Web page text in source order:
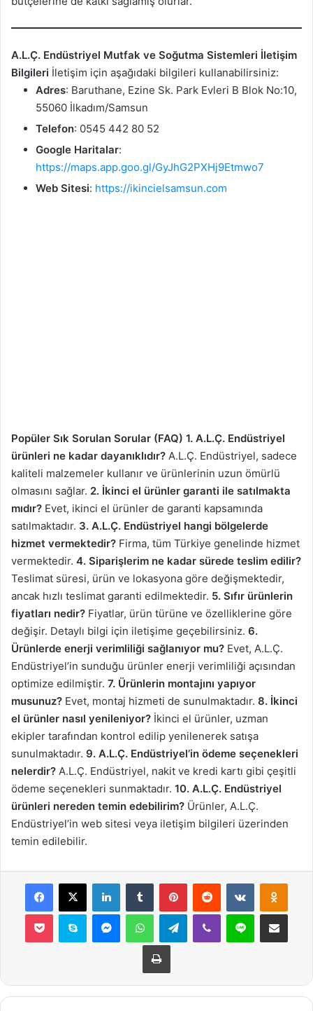
A.L.Ç. Endüstriyel Mutfak ve Soğutma Sistemleri İletişim
Bilgileri İletişim için aşağıdaki bilgileri kullanabilirsiniz:
Adres: Baruthane, Ezine Sk. Park Evleri B Blok No:10,
55060 İlkadım/Samsun
Telefon: 0545 442 80 52
Google Haritalar:
https://maps.app.goo.gl/GyJhG2PXHj9Etmwo7
Web Sitesi: https://ikincielsamsun.com
Popüler Sık Sorulan Sorular (FAQ) 1. A.L.Ç. Endüstriyel
ürünleri ne kadar dayanıklıdır? A.L.Ç. Endüstriyel, sadece
kaliteli malzemeler kullanır ve ürünlerinin uzun ömürlü
olmasını sağlar. 2. İkinci el ürünler garanti ile satılmakta
mıdır? Evet, ikinci el ürünler de garanti kapsamında
satılmaktadır. 3. A.L.Ç. Endüstriyel hangi bölgelerde
hizmet vermektedir? Firma, tüm Türkiye genelinde hizmet
vermektedir. 4. Siparişlerim ne kadar sürede teslim edilir?
Teslimat süresi, ürün ve lokasyona göre değişmektedir,
ancak hızlı teslimat garanti edilmektedir. 5. Sıfır ürünlerin
fiyatları nedir? Fiyatlar, ürün türüne ve özelliklerine göre
değişir. Detaylı bilgi için iletişime geçebilirsiniz. 6.
Ürünlerde enerji verimliliği sağlanıyor mu? Evet, A.L.Ç.
Endüstriyel’in sunduğu ürünler enerji verimliliği açısından
optimize edilmiştir. 7. Ürünlerin montajını yapıyor
musunuz? Evet, montaj hizmeti de sunulmaktadır. 8. İkinci
el ürünler nasıl yenileniyor? İkinci el ürünler, uzman
ekipler tarafından kontrol edilip yenilenerek satışa
sunulmaktadır. 9. A.L.Ç. Endüstriyel’in ödeme seçenekleri
nelerdir? A.L.Ç. Endüstriyel, nakit ve kredi kartı gibi çeşitli
ödeme seçenekleri sunmaktadır. 10. A.L.Ç. Endüstriyel
ürünleri nereden temin edebilirim? Ürünler, A.L.Ç.
Endüstriyel’in web sitesi veya iletişim bilgileri üzerinden
temin edilebilir.
Facebook
X LinkedInTumblr PinterestReddit VKontakte
Pocket Skype MessengerWhatsAppTelegramViber Line E-Posta ile
Yazdır